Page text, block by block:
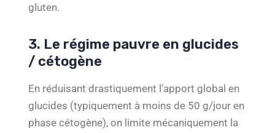
gluten.
3. Le régime pauvre en glucides
/ cétogène
En réduisant drastiquement l’apport global en
glucides (typiquement à moins de 50 g/jour en
phase cétogène), on limite mécaniquement la